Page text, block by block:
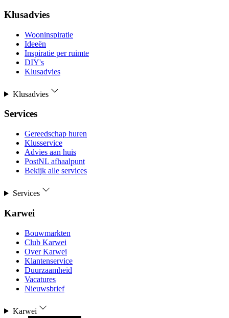
Klusadvies
Wooninspiratie
Ideeën
Inspiratie per ruimte
DIY's
Klusadvies
Klusadvies
Services
Gereedschap huren
Klusservice
Advies aan huis
PostNL afhaalpunt
Bekijk alle services
Services
Karwei
Bouwmarkten
Club Karwei
Over Karwei
Klantenservice
Duurzaamheid
Vacatures
Nieuwsbrief
Karwei